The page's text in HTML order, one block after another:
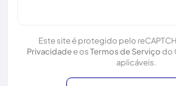
Este site é protegido pelo
Privacidadee osTermos de Serviçodo
aplicáveis.